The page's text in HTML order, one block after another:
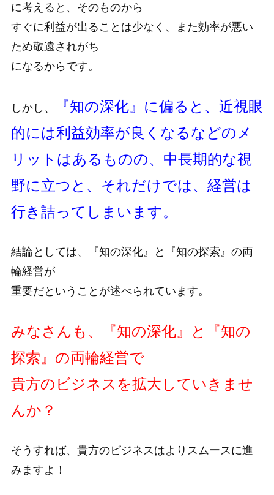
に考えると、そのものから
すぐに利益が出ることは少なく、また効率が悪い
ため敬遠されがち
になるからです。
しかし、
『知の深化』に偏ると、近視眼
的には利益効率が良くなるなどの メ
リットはあるものの、中長期的な視
野に立つと、それだけでは、 経営は
行き詰ってしまいます。
結論としては、『知の深化』と『知の探索』の両
輪経営が
重要だということが述べられています。
みなさんも、『知の深化』と『知の
探索』の両輪経営で
貴方のビジネスを拡大していきませ
んか？
そうすれば、貴方のビジネスはよりスムースに進
みますよ！